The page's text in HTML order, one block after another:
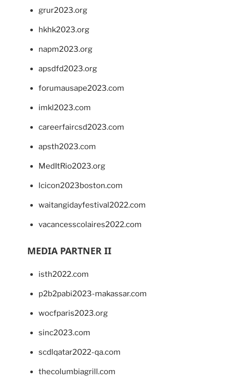
grur2023.org
hkhk2023.org
napm2023.org
apsdfd2023.org
forumausape2023.com
imkl2023.com
careerfaircsd2023.com
apsth2023.com
MedItRio2023.org
lcicon2023boston.com
waitangidayfestival2022.com
vacancesscolaires2022.com
MEDIA PARTNER II
isth2022.com
p2b2pabi2023-makassar.com
wocfparis2023.org
sinc2023.com
scdlqatar2022-qa.com
thecolumbiagrill.com